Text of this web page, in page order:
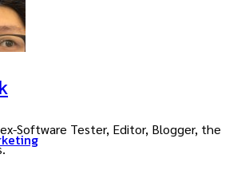
Software Tester, Editor, Blogger, the